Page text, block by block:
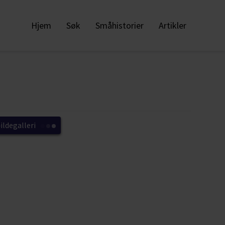
Hjem Søk Småhistorier Artikler